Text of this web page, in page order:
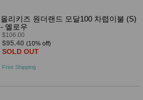
올리키즈 원더랜드 모달100 차렵이불 (S)
- 옐로우
$106.00
$95.40 (10% off)
SOLD OUT
Free Shipping